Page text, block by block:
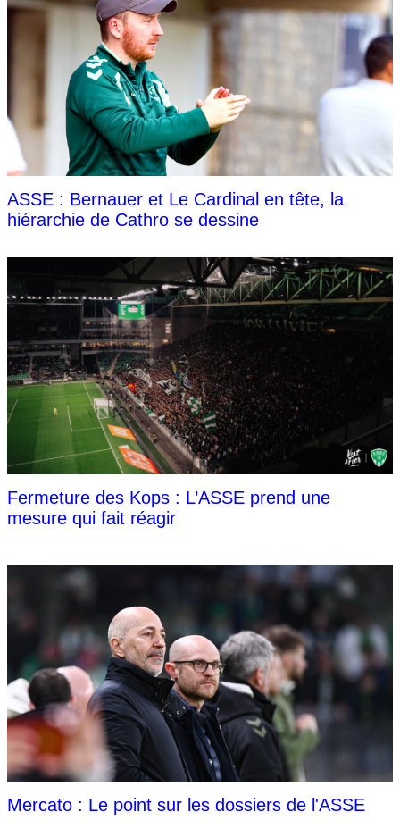
ASSE : Bernauer et Le Cardinal en tête, la
hiérarchie de Cathro se dessine
Fermeture des Kops : L’ASSE prend une
mesure qui fait réagir
Mercato : Le point sur les dossiers de l'ASSE